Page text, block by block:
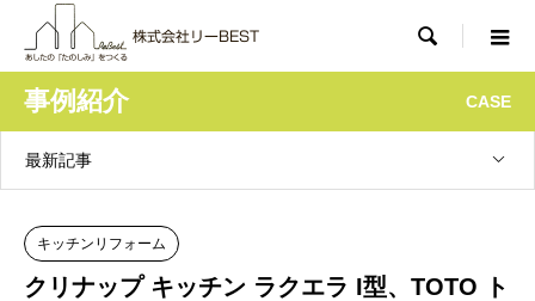

事例紹介 CASE
最新記事
キッチンリフォーム
クリナップ キッチン ラクエラ I型、TOTO ト